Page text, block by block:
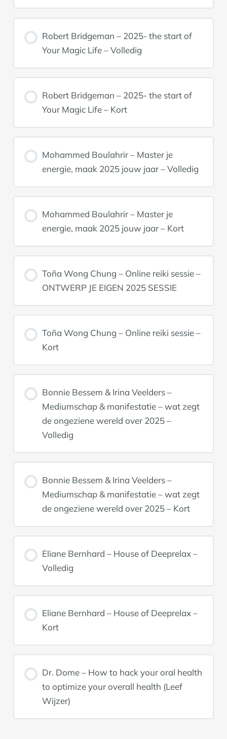
Robert Bridgeman – 2025- the start of
Your Magic Life – Volledig
Robert Bridgeman – 2025- the start of
Your Magic Life – Kort
Mohammed Boulahrir – Master je
energie, maak 2025 jouw jaar – Volledig
Mohammed Boulahrir – Master je
energie, maak 2025 jouw jaar – Kort
Toña Wong Chung – Online reiki sessie –
ONTWERP JE EIGEN 2025 SESSIE
Toña Wong Chung – Online reiki sessie –
Kort
Bonnie Bessem & Irina Veelders –
Mediumschap & manifestatie – wat zegt
de ongeziene wereld over 2025 –
Volledig
Bonnie Bessem & Irina Veelders –
Mediumschap & manifestatie – wat zegt
de ongeziene wereld over 2025 – Kort
Eliane Bernhard – House of Deeprelax –
Volledig
Eliane Bernhard – House of Deeprelax –
Kort
Dr. Dome – How to hack your oral health
to optimize your overall health (Leef
Wijzer)